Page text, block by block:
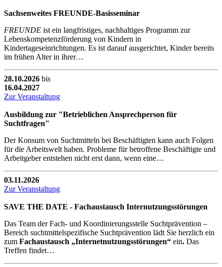
Sachsenweites FREUNDE-Basisseminar
FREUNDE ist ein langfristiges, nachhaltiges Programm zur
Lebenskompetenzförderung von Kindern in
Kindertageseinrichtungen. Es ist darauf ausgerichtet, Kinder bereits
im frühen Alter in ihrer…
28.10.2026 bis
16.04.2027
Zur Veranstaltung
Ausbildung zur "Betrieblichen Ansprechperson für
Suchtfragen"
Der Konsum von Suchtmitteln bei Beschäftigten kann auch Folgen
für die Arbeitswelt haben. Probleme für betroffene Beschäftigte und
Arbeitgeber entstehen nicht erst dann, wenn eine…
03.11.2026
Zur Veranstaltung
SAVE THE DATE - Fachaustausch Internutzungsstörungen
Das Team der Fach- und Koordinierungsstelle Suchtprävention –
Bereich suchtmittelspezifische Suchtprävention lädt Sie herzlich ein
zum Fachaustausch „Internetnutzungsstörungen“ ein. Das
Treffen findet…